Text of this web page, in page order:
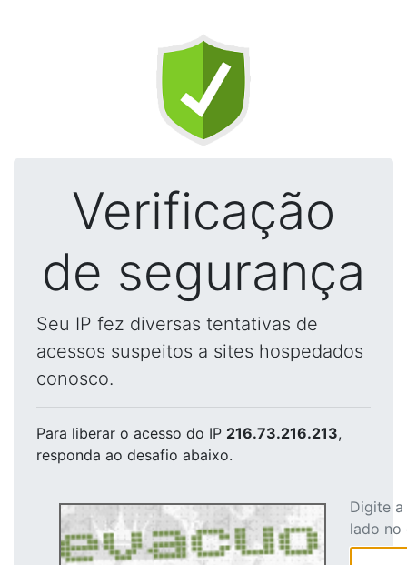
Verificação
de segurança
Seu IP fez diversas tentativas de
acessos suspeitos a sites hospedados
conosco.
Para liberar o acesso do IP 216.73.216.213,
responda ao desafio abaixo.
Digite
lado no